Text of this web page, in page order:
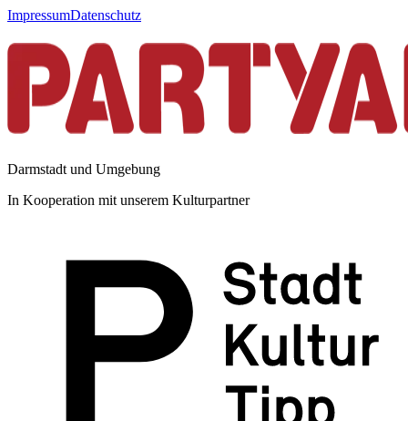
ImpressumDatenschutz
Darmstadt und Umgebung
In Kooperation mit unserem Kulturpartner